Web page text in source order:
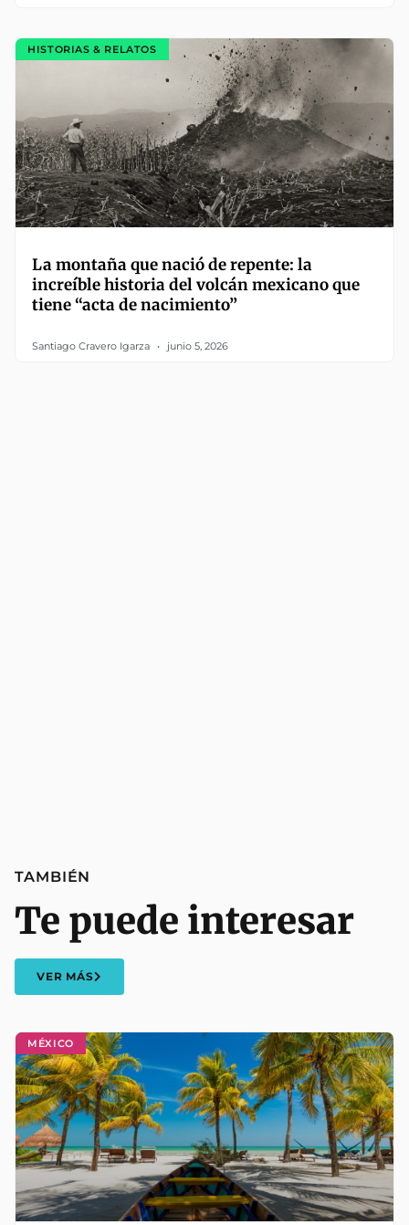
HISTORIAS & RELATOS
La montaña que nació de repente: la
increíble historia del volcán mexicano que
tiene “acta de nacimiento”
Santiago Cravero Igarza junio 5, 2026
MÉXICO
TAMBIÉN
Te puede interesar
VER MÁS